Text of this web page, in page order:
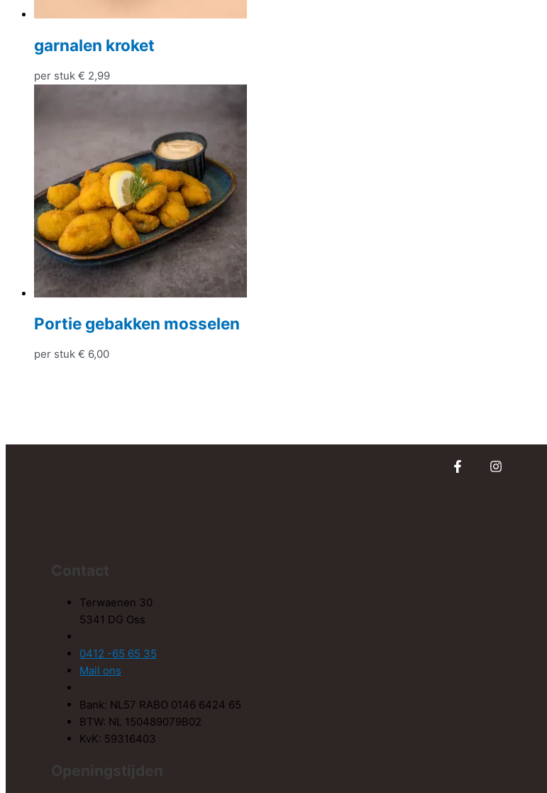
garnalen kroket
per stuk € 2,99
Portie gebakken mosselen
per stuk € 6,00
Terwaenen 30
5341 DG Oss
0412 -65 65 35
Mail ons
Bank: NL57 RABO 0146 6424 65
BTW: NL 150489079B02
KvK: 59316403